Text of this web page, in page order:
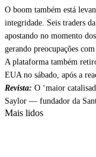
O boom também está
integridade. Seis traders
apostando no momento
gerando preocupações
A plataforma também
EUA no sábado, após a
Revista: O ‘maior
Saylor — fundador da
Mais lidos